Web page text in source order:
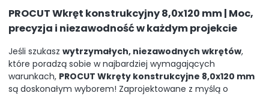
PROCUT Wkręt konstrukcyjny 8,0x120 mm | Moc,
precyzja i niezawodność w każdym projekcie
Jeśli szukasz wytrzymałych, niezawodnych wkrętów,
które poradzą sobie w najbardziej wymagających
warunkach, PROCUT Wkręty konstrukcyjne 8,0x120 mm
są doskonałym wyborem! Zaprojektowane z myślą o